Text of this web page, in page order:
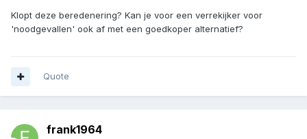
Klopt deze beredenering? Kan je voor een verrekijker voor
'noodgevallen' ook af met een goedkoper alternatief?
Quote
frank1964